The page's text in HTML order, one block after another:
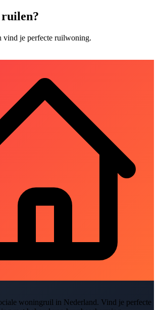
vind je perfecte ruilwoning.
woningruil in Nederland. Vind je perfecte